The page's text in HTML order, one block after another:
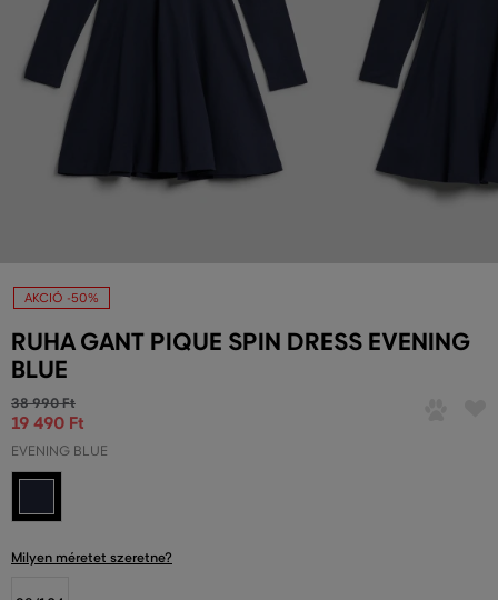
AKCIÓ -50%
RUHA GANT PIQUE SPIN DRESS EVENING
BLUE
38 990 Ft
19 490 Ft
EVENING BLUE
Milyen méretet szeretne?